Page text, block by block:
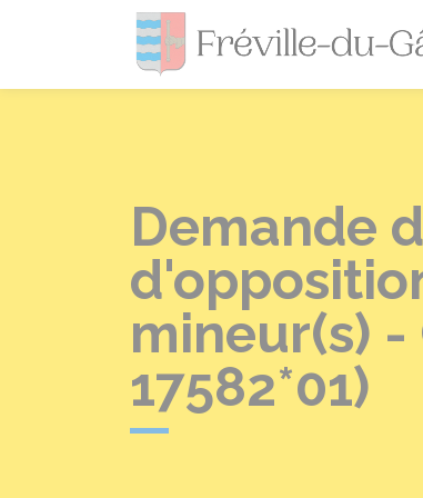
Demande
mineur(s)
17582*01)